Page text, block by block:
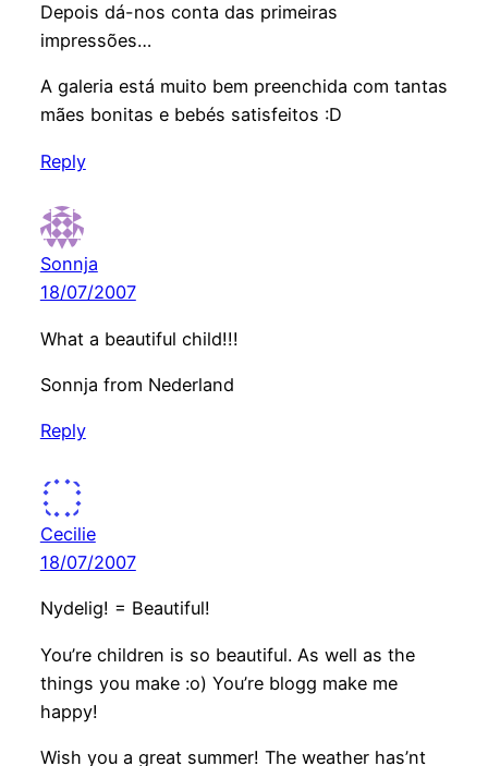
Depois dá-nos conta das primeiras
impressões…
A galeria está muito bem preenchida com tantas
mães bonitas e bebés satisfeitos :D
Reply
Sonnja
18/07/2007
What a beautiful child!!!
Sonnja from Nederland
Reply
Cecilie
18/07/2007
Nydelig! = Beautiful!
You’re children is so beautiful. As well as the
things you make :o) You’re blogg make me
happy!
Wish you a great summer! The weather has’nt